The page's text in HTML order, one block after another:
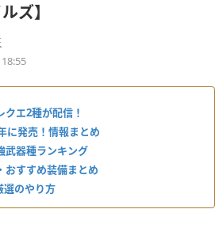
ズ】
エ2種が配信！
に発売！情報まとめ
武器種ランキング
おすすめ装備まとめ
選のやり方